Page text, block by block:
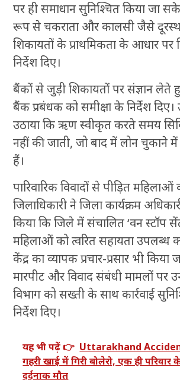
पर ही समाधान सुनिश्चित किया जा
रूप से चकराता और कालसी जैसे दूरस्थ
शिकायतों के प्राथमिकता के आधार पर
निर्देश दिए।
बैंकों से जुड़ी शिकायतों पर संज्ञान लेते
बैंक प्रबंधक को समीक्षा के निर्देश दिए।
उठाया कि ऋण स्वीकृत करते समय
नहीं की जाती, जो बाद में लोन चुकाने
हैं।
पारिवारिक विवादों से पीड़ित
जिलाधिकारी ने जिला कार्यक्रम
किया कि जिले में संचालित ‘वन स्टॉप
महिलाओं को त्वरित सहायता उपलब्ध
केंद्र का व्यापक प्रचार-प्रसार भी किया
मारपीट और विवाद संबंधी मामलों पर
विभाग को सख्ती के साथ कार्रवाई
निर्देश दिए।
यह भी पढ़ें 👉 Uttarakhand
गहरी खाई में गिरी बोलेरो, एक ही परिवार
दर्दनाक मौत